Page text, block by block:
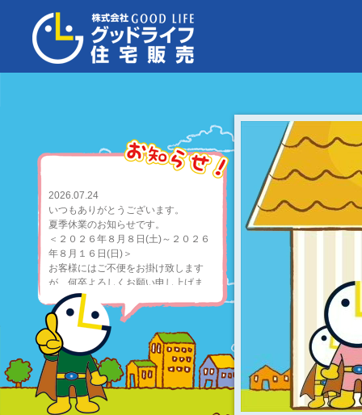
2026.07.24
いつもありがとうございます。
夏季休業のお知らせです。
＜２０２６年８月８日(土)～２０２６
年８月１６日(日)＞
お客様にはご不便をお掛け致します
が、何卒よろしくお願い申し上げま
す。
2026.07.21
高槻市高西町T様邸が上棟しました
ブログをUPしておりますので、ぜひご
覧くださいませ！
2026.07.16